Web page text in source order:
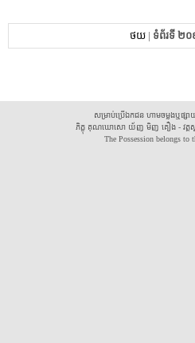
ថយ| ទំព័រទី ២០
សម្រាប់ប្រើឯកជន ហាមចម្លងឬផ្ស
ភិក្ខុ គុណឃោសោ យ័ញ មិញ គឿង - វត្តស្
The Possession belongs to